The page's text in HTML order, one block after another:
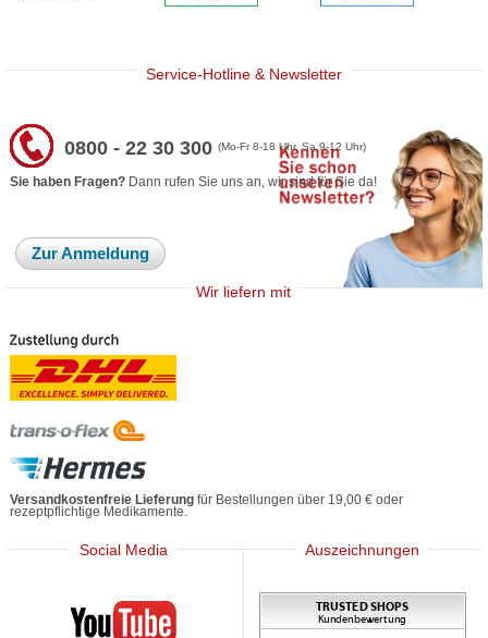
Service-Hotline & Newsletter
0800 - 22 30 300(Mo-Fr 8-18 Uhr, Sa 9-12 Uhr)
Sie haben Fragen? Dann rufen Sie uns an, wir sind für Sie da!
Zur Anmeldung
Wir liefern mit
Versandkostenfreie Lieferung für Bestellungen über 19,00 € oder
rezeptpflichtige Medikamente.
Social Media
Mediherz
Auszeichnungen